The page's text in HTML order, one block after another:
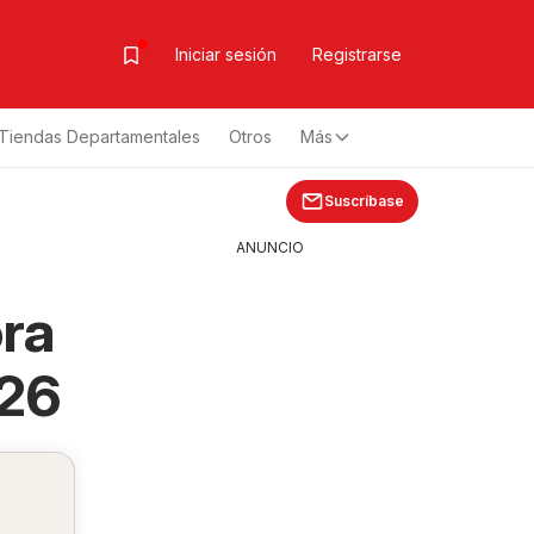
Iniciar sesión Registrarse
Departamentales Otros Más
Suscríbase
ANUNCIO